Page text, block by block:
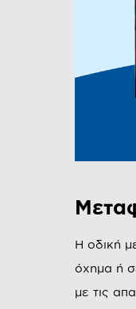
Η οδική
όχημα ή
με τις